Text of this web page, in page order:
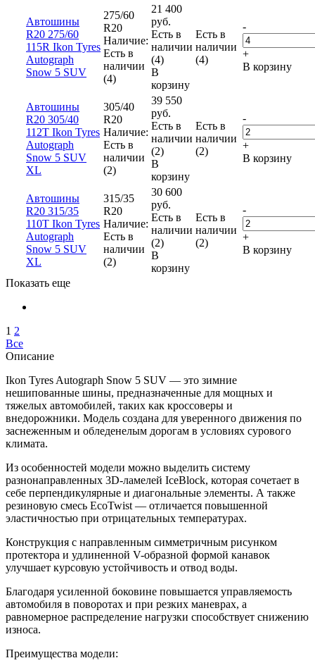
Автошины
R20 275/60
115R Ikon Tyres
Autograph
Snow 5 SUV
275/60
R20
Наличие:
Есть в
наличии
(4)
21 400
руб.
Есть в
наличии
(4)
В
корзину
Есть в
наличии
(4)
-
+
В корзину
Автошины
R20 305/40
112T Ikon Tyres
Autograph
Snow 5 SUV
XL
305/40
R20
Наличие:
Есть в
наличии
(2)
39 550
руб.
Есть в
наличии
(2)
В
корзину
Есть в
наличии
(2)
-
+
В корзину
Автошины
R20 315/35
110T Ikon Tyres
Autograph
Snow 5 SUV
XL
315/35
R20
Наличие:
Есть в
наличии
(2)
30 600
руб.
Есть в
наличии
(2)
В
корзину
Есть в
наличии
(2)
-
+
В корзину
Показать еще
1 2
Все
Описание
Ikon Tyres Autograph Snow 5 SUV — это зимние
нешипованные шины, предназначенные для мощных и
тяжелых автомобилей, таких как кроссоверы и
внедорожники. Модель создана для уверенного движения по
заснеженным и обледенелым дорогам в условиях сурового
климата.
Из особенностей модели можно выделить систему
разнонаправленных 3D-ламелей IceBlock, которая сочетает в
себе перпендикулярные и диагональные элементы. А также
резиновую смесь EcoTwist — отличается повышенной
эластичностью при отрицательных температурах.
Конструкция с направленным симметричным рисунком
протектора и удлиненной V-образной формой канавок
улучшает курсовую устойчивость и отвод воды.
Благодаря усиленной боковине повышается управляемость
автомобиля в поворотах и при резких маневрах, а
равномерное распределение нагрузки способствует снижению
износа.
Преимущества модели: